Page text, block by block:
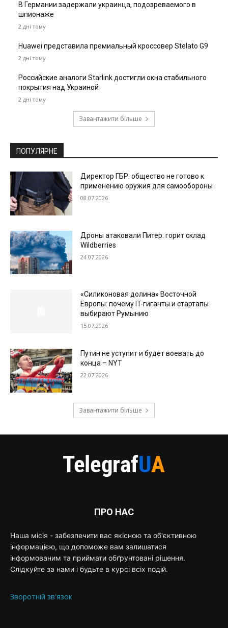
В Германии задержали украинца, подозреваемого в
шпионаже
2 дні тому
Huawei представила премиальный кроссовер Stelato G9
2 дні тому
Российские аналоги Starlink достигли окна стабильного
покрытия над Украиной
2 дні тому
Завантажити більше
ПОПУЛЯРНЕ
Директор ГБР: общество не готово к
применению оружия для самообороны
08.07.2026
Дроны атаковали Питер: горит склад
Wildberries
24.07.2026
«Силиконовая долина» Восточной
Европы: почему IT-гиганты и стартапы
выбирают Румынию
15.07.2026
Путин не уступит и будет воевать до
конца – NYT
22.07.2026
Завантажити більше
ПРО НАС
Наша місія - забезпечити вас якісною та об'єктивною
інформацією, що допоможе вам залишатися
інформованим та приймати обґрунтовані рішення.
Слідкуйте за нами і будьте в курсі всіх подій.
Зворотній зв'язок